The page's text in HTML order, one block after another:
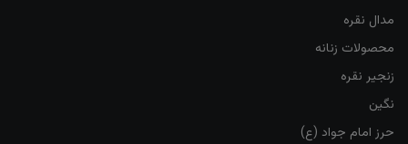
مدال نقره
محصولات زنانه
زنجیر نقره
نگین
حرز امام جواد (ع)